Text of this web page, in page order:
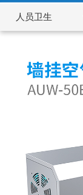
人员卫生